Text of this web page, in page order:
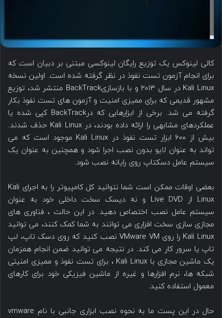
کالی لینوکس یک توزیع رایگان لینوکسی مبتنی بر دبیان است که
برای انجام آزمون تست نفوذ در نظر گرفته شده است. اولین نسخه
Kali Linux در سال ۲۰۱۳ و با بازسازیBackTrack منتشر شد، توزیع
مشهور قدیمی که برای ممیزی امنیت و آزمون های تست نفوذ بکار
گرفته می شد. برخی از ابزارهایی که درBackTrack کپی شده یا
عملکردهای مشابهی را ارائه داده بودند، در Kali Linux حذف شدند.
بیش از ۶۰۰ ابزار تست نفوذ در Kali Linux موجود است که می
تواند به عنوان لایو بدون نصب اجرا شود و همچنین به عنوان یک
سیستم عامل دسکتاپ روی رایانه نصب شود.
بعضی اوقات ممکن است شما نتوانید کل کامپیوتر را به اجرای Kali
Linux از Live DVD و نه دیسک سخت داخلی خود به عنوان
سیستم عامل نصب اختصاص دهید. در این حالت ، فناوری های
مجازی سازی سخت افزاری می توانند به شما کمک کنند، می توانید
Kali Linux را روی VMware VM نصب کنید که روی دسک تاپ، لپ
تاپ یا سرور کار می کند. در نتیجه می توانید ضمن انجام همزمان
یک ماشین مجازی با Kali Linux ، برای تست نفوذ و ممیزی امنیتی
شبکه ها، نرم افزارها و غیره از ماشین فیزیکی خود برای کارهای
معمول استفاده کنید.
حال در این پست ما به نحوه نصب ابزاری جانبی با نام vmware